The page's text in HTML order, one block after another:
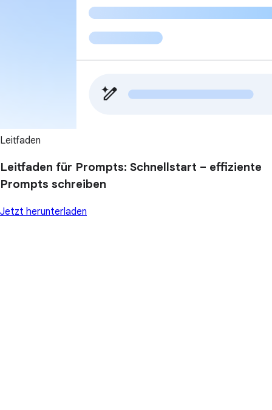
Leitfaden
Leitfaden für Prompts: Schnellstart – effiziente
Prompts schreiben
Jetzt herunterladen